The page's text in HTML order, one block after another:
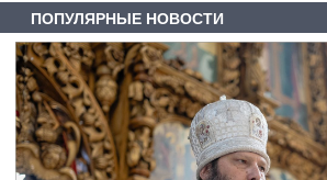
ПОПУЛЯРНЫЕ НОВОСТИ